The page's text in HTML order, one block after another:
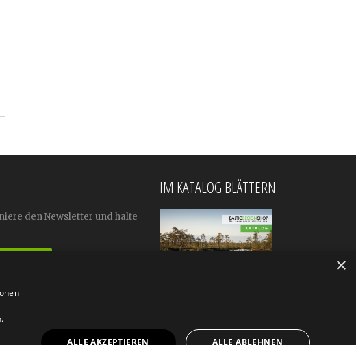
den Newsletter und halte
IM KATALOG BLÄTTERN
×
ALLE AKZEPTIEREN
ALLE ABLEHNEN